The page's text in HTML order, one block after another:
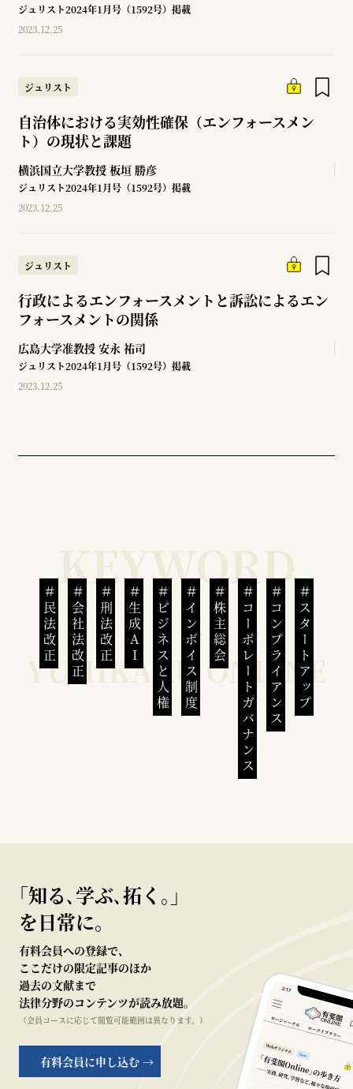
ジュリスト2024年1月号（1592号）掲載
2023.12.25
ジュリスト
自治体における実効性確保（エンフォースメン
ト）の現状と課題
横浜国立大学教授 板垣 勝彦
ジュリスト2024年1月号（1592号）掲載
2023.12.25
ジュリスト
行政によるエンフォースメントと訴訟によるエン
フォースメントの関係
広島大学准教授 安永 祐司
ジュリスト2024年1月号（1592号）掲載
2023.12.25
民法改正 会社法改正 刑法改正 生成AI ビジネスと人権インボイス制度 株主総会 コーポレートガバナンスコンプライアンススタートアップ
｢知る､学ぶ､拓く｡｣
を日常に。
有料会員への登録で、
ここだけの限定記事のほか
過去の文献まで
法律分野のコンテンツが読み放題。
（会員コースに応じて閲覧可能範囲は異なります。）
有料会員に申し込む →